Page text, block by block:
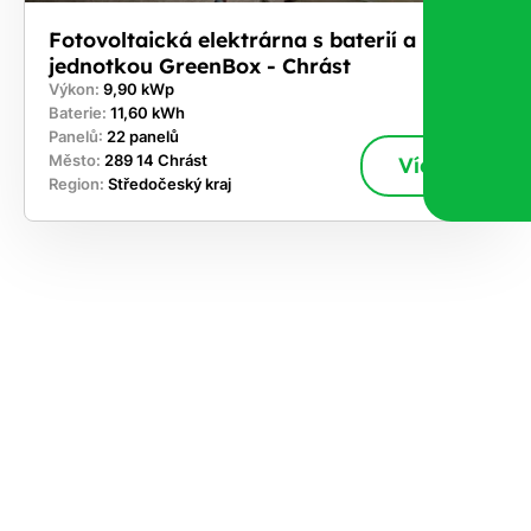
Fotovoltaická elektrárna s baterií a řídicí
jednotkou GreenBox - Chrást
Výkon: 9,90 kWp
Baterie: 11,60 kWh
Panelů: 22 panelů
Město: 289 14 Chrást
Region: Středočeský kraj
Více